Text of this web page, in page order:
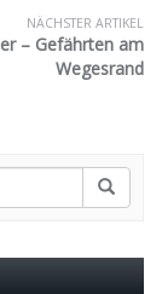
NÄCHSTER ARTIKEL
– Gefährten am
Wegesrand